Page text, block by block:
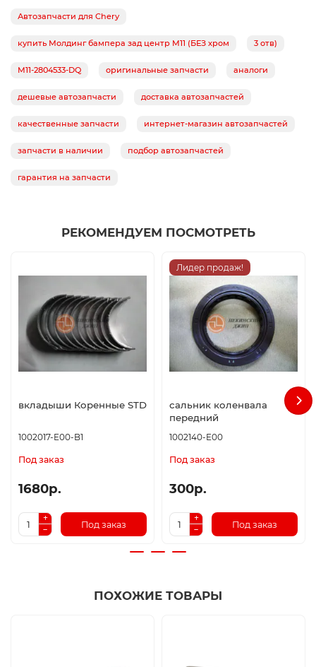
Автозапчасти для Chery
купить Молдинг бампера зад центр M11 (БЕЗ хром 3 отв)
M11-2804533-DQ оригинальные запчасти аналоги
дешевые автозапчасти доставка автозапчастей
качественные запчасти интернет-магазин автозапчастей
запчасти в наличии подбор автозапчастей
гарантия на запчасти
РЕКОМЕНДУЕМ ПОСМОТРЕТЬ
вкладыши Коренные STD
1002017-E00-B1
Под заказ
1680р.
Под заказ
Лидер продаж!
сальник коленвала
передний
1002140-E00
Под заказ
300р.
Под заказ
ПОХОЖИЕ ТОВАРЫ